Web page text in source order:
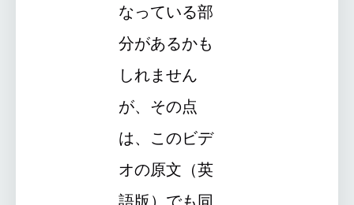
なっている部
分があるかも
しれません
が、その点
は、このビデ
オの原文（英